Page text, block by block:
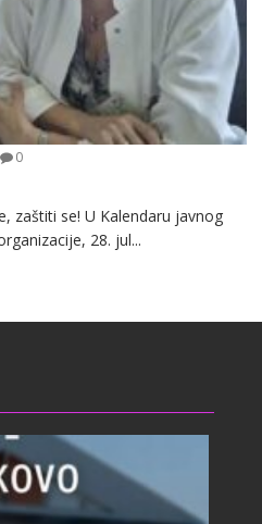
0
zaštiti se! U Kalendaru javnog
28. jul...